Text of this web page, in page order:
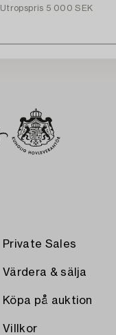
Utropspris 5 000 SEK
Private Sales
Värdera & sälja
Köpa på auktion
Villkor